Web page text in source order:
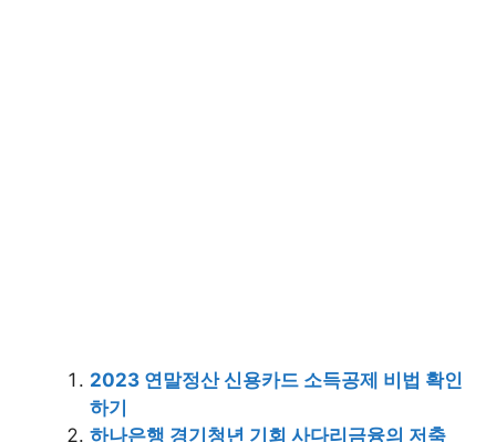
2023 연말정산 신용카드 소득공제 비법 확인
하기
하나은행 경기청년 기회 사다리금융의 저축